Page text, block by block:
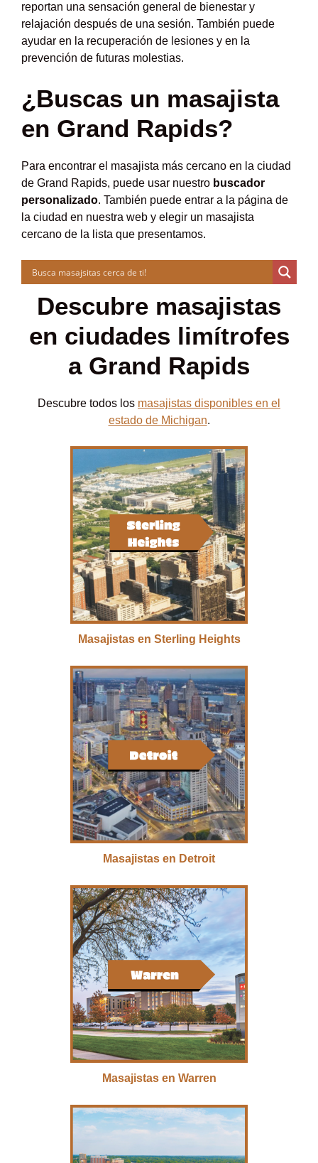
reportan una sensación general de bienestar y
relajación después de una sesión. También puede
ayudar en la recuperación de lesiones y en la
prevención de futuras molestias.
¿Buscas un masajista
en Grand Rapids?
Para encontrar el masajista más cercano en la ciudad
de Grand Rapids, puede usar nuestro buscador
personalizado. También puede entrar a la página de
la ciudad en nuestra web y elegir un masajista
cercano de la lista que presentamos.
Descubre masajistas
en ciudades limítrofes
a Grand Rapids
Descubre todos los masajistas disponibles en el
estado de Michigan.
Masajistas en Sterling Heights
Masajistas en Detroit
Masajistas en Warren